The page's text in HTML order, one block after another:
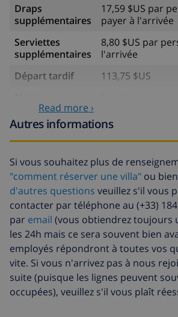
Draps
supplémentaires
17,59 $US par
payer à l'arrivée
Serviettes
supplémentaires
8,80 $US par
l'arrivée
Départ tardif
113,75 $US
supplémentaire
Fonds
d'annulation:
4.80% du
Read more ›
Autres informations
Si vous souhaitez plus de
"comment réserver une villa" ou
d'autres questions veuillez s'il vous
contacter par téléphone au (+33)
par email (vous obtiendrez toujours
les 24h mais ce sera souvent bien
employés répondront à toutes vos
vite. Si vous n'arrivez pas à nous
suite (puisque les lignes peuvent
occupées), veuillez s'il vous plaît